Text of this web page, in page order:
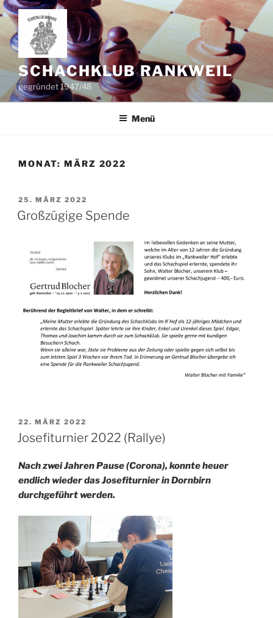
Zum
Inhalt
springen
SCHACHKLUB RANKWEIL
gegründet 1947/48
Menü
MONAT: MÄRZ 2022
VERÖFFENTLICHT
AM
25. MÄRZ 2022
Großzügige Spende
VERÖFFENTLICHT
AM
22. MÄRZ 2022
Josefiturnier 2022 (Rallye)
Nach zwei Jahren Pause (Corona), konnte heuer
endlich wieder das Josefiturnier in Dornbirn
durchgeführt werden.